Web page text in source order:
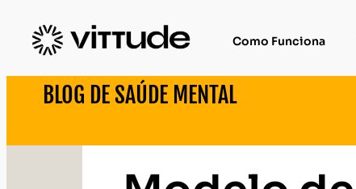
Como Funciona
BLOG DE SAÚDE MENTAL